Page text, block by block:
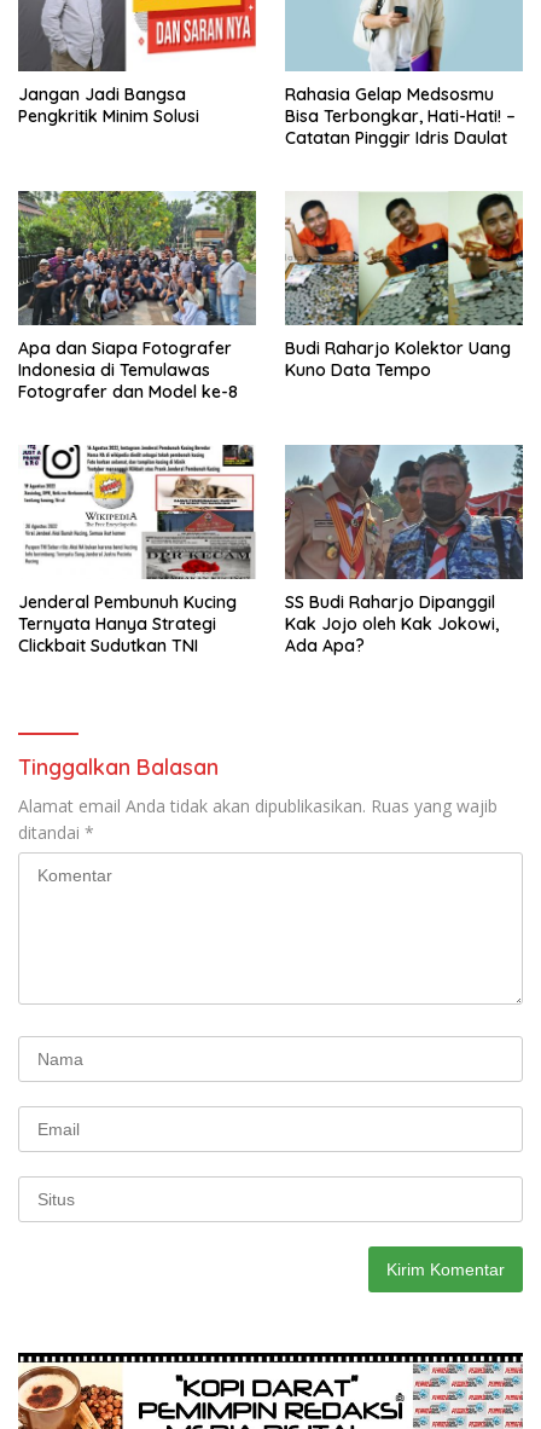
Jangan Jadi Bangsa
Pengkritik Minim Solusi
Rahasia Gelap Medsosmu
Bisa Terbongkar, Hati-Hati! –
Catatan Pinggir Idris Daulat
Apa dan Siapa Fotografer
Indonesia di Temulawas
Fotografer dan Model ke-8
Budi Raharjo Kolektor Uang
Kuno Data Tempo
Jenderal Pembunuh Kucing
Ternyata Hanya Strategi
Clickbait Sudutkan TNI
SS Budi Raharjo Dipanggil
Kak Jojo oleh Kak Jokowi,
Ada Apa?
Tinggalkan Balasan
Alamat email Anda tidak akan dipublikasikan. Ruas yang wajib
ditandai *